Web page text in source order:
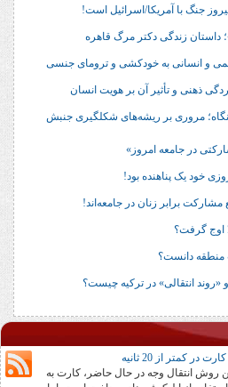
زندگی دکتر مرگ قاهره
و انسانی به خودکشی و ترومای جنسی
ذهنی و تأثیر آن بر هویت انسان
کتاب «شوق یک خیز بلند» در یک نگاه؛ مروری بر ریشه‌های شکل‎گیری جنبش
در جامعه امروز»
خود یک پناهنده بود!
برابر زنان در جامعه‌اند!
اوج گرفت؟
منطقه دانست؟
«روند انتقالی» در ترکیه چیست؟
در کمتر از 20 ثانیه
روش انتقال وجه در حال حاضر، کارت به